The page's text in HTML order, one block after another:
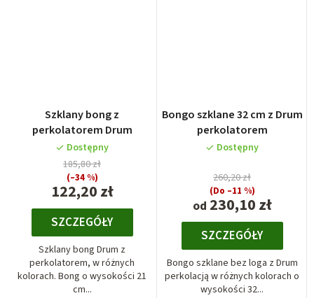
Szklany bong z
perkolatorem Drum
Dostępny
122,20 zł
185,80 zł
(–34 %)
SZCZEGÓŁY
Szklany bong Drum z
perkolatorem, w różnych
kolorach. Bong o wysokości 21
cm...
Bongo szklane 32 cm z Drum
perkolatorem
Dostępny
od 230,10 zł
260,20 zł
(Do –11 %)
SZCZEGÓŁY
Bongo szklane bez loga z Drum
perkolacją w różnych kolorach o
wysokości 32...